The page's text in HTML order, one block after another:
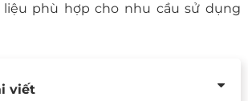
phù hợp cho nhu cầu sử dụng
viết